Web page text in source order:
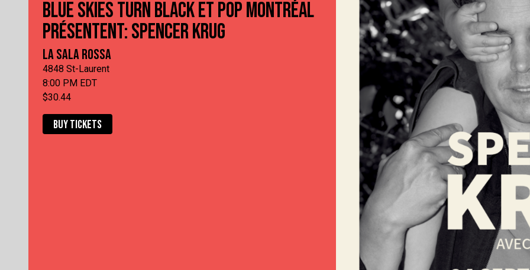
BLUE SKIES TURN BLACK ET POP MONTRÉAL
PRÉSENTENT: SPENCER KRUG
LA SALA ROSSA
4848 St-Laurent
8:00 PM EDT
$30.44
BUY TICKETS